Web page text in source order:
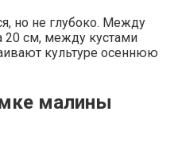
но не глубоко. Между
20 см, между кустами
культуре осеннюю
малины